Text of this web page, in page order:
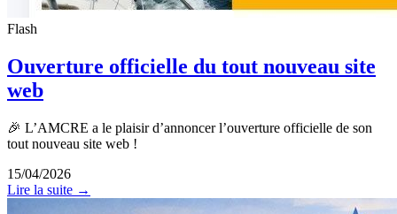
Flash
Ouverture officielle du tout nouveau site
web
🎉 L’AMCRE a le plaisir d’annoncer l’ouverture officielle de son
tout nouveau site web !
15/04/2026
Lire la suite →